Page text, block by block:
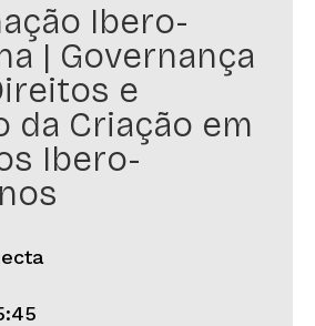
Ibero-
| Governança
e
da Criação em
Ibero-